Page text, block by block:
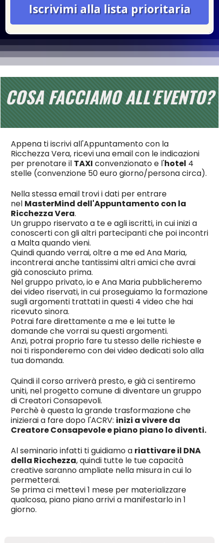
Iscrivimi alla lista prioritaria
COSA FACCIAMO ALL'EVENTO?
Appena ti iscrivi all'Appuntamento con la
Ricchezza Vera, ricevi una email con le indicazioni
per prenotare il TAXI convenzionato e l'hotel 4
stelle (convenzione 50 euro giorno/persona circa).
Nella stessa email trovi i dati per entrare
nel MasterMind dell'Appuntamento con la
Ricchezza Vera.
Un gruppo riservato a te e agli iscritti, in cui inizi a
conoscerti con gli altri partecipanti che poi incontri
a Malta quando vieni.
Quindi quando verrai, oltre a me ed Ana Maria,
incontrerai anche tantissimi altri amici che avrai
già conosciuto prima.
Nel gruppo privato, io e Ana Maria pubblicheremo
dei video riservati, in cui proseguiamo la formazione
sugli argomenti trattati in questi 4 video che hai
ricevuto sinora.
Potrai fare direttamente a me e lei tutte le
domande che vorrai su questi argomenti.
Anzi, potrai proprio fare tu stesso delle richieste e
noi ti risponderemo con dei video dedicati solo alla
tua domanda.
Quindi il corso arriverà presto, e già ci sentiremo
uniti, nel progetto comune di diventare un gruppo
di Creatori Consapevoli.
Perchè è questa la grande trasformazione che
inizierai a fare dopo l'ACRV: inizi a vivere da
Creatore Consapevole e piano piano lo diventi.
Al seminario infatti ti guidiamo a riattivare il DNA
della Ricchezza, quindi tutte le tue capacità
creative saranno ampliate nella misura in cui lo
permetterai.
Se prima ci mettevi 1 mese per materializzare
qualcosa, piano piano arrivi a manifestarlo in 1
giorno.